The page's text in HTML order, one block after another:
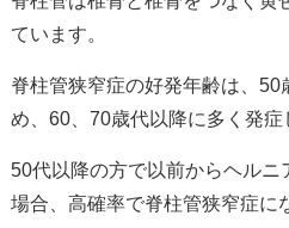
ています。
脊柱管狭窄症の好発年齢は、
め、60、70歳代以降に多く発症
50代以降の方で以前からヘルニ
場合、高確率で脊柱管狭窄症に